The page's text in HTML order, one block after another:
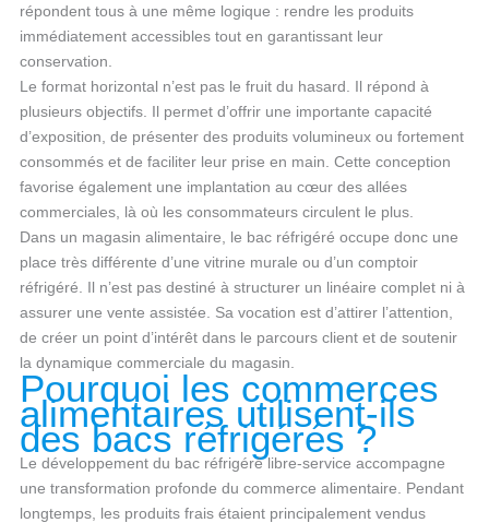
répondent tous à une même logique : rendre les produits
immédiatement accessibles tout en garantissant leur
conservation.
Le format horizontal n’est pas le fruit du hasard. Il répond à
plusieurs objectifs. Il permet d’offrir une importante capacité
d’exposition, de présenter des produits volumineux ou fortement
consommés et de faciliter leur prise en main. Cette conception
favorise également une implantation au cœur des allées
commerciales, là où les consommateurs circulent le plus.
Dans un magasin alimentaire, le bac réfrigéré occupe donc une
place très différente d’une vitrine murale ou d’un comptoir
réfrigéré. Il n’est pas destiné à structurer un linéaire complet ni à
assurer une vente assistée. Sa vocation est d’attirer l’attention,
de créer un point d’intérêt dans le parcours client et de soutenir
la dynamique commerciale du magasin.
Pourquoi les commerces
alimentaires utilisent-ils
des bacs réfrigérés ?
Le développement du bac réfrigéré libre-service accompagne
une transformation profonde du commerce alimentaire. Pendant
longtemps, les produits frais étaient principalement vendus